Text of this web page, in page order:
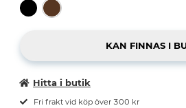
Hitta i butik
Fri frakt vid köp över 300 kr